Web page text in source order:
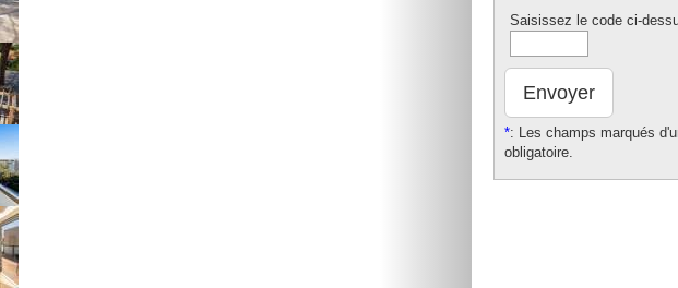
Saisissez le code ci-
Envoyer
*: Les champs marqués
obligatoire.